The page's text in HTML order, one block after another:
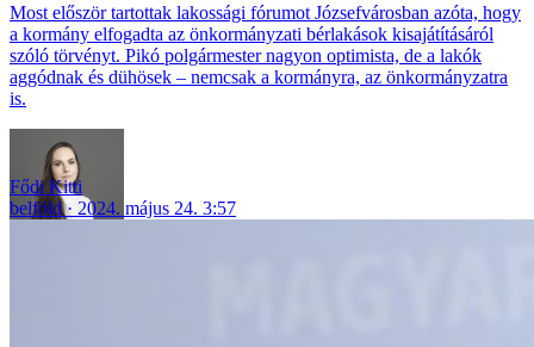
Most először tartottak lakossági fórumot Józsefvárosban azóta, hogy
a kormány elfogadta az önkormányzati bérlakások kisajátításáról
szóló törvényt. Pikó polgármester nagyon optimista, de a lakók
aggódnak és dühösek – nemcsak a kormányra, az önkormányzatra
is.
Fődi Kitti
belföld
2024. május 24. 3:57